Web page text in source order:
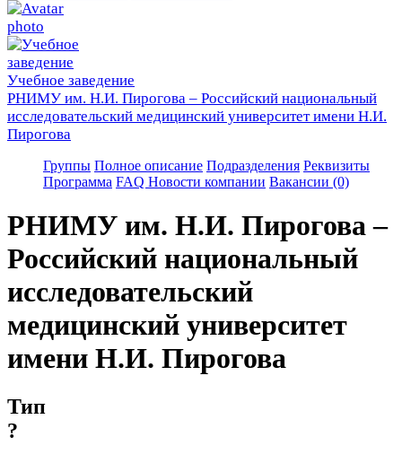
Учебное заведение
РНИМУ им. Н.И. Пирогова – Российский национальный
исследовательский медицинский университет имени Н.И.
Пирогова
Группы Полное описание Подразделения Реквизиты
Программа FAQ Новости компании Вакансии (0)
РНИМУ им. Н.И. Пирогова –
Российский национальный
исследовательский
медицинский университет
имени Н.И. Пирогова
Тип
?